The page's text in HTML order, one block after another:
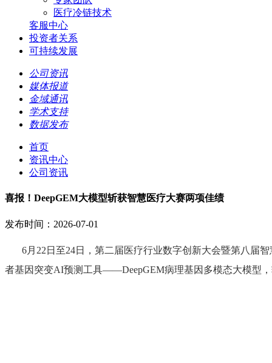
医疗冷链技术
客服中心
投资者关系
可持续发展
公司资讯
媒体报道
金域通讯
学术支持
数据发布
首页
资讯中心
公司资讯
喜报！DeepGEM大模型斩获智慧医疗大赛两项佳绩
发布时间：2026-07-01
6月 22 日至24日，第二届医疗行业数字创新大会暨第八届
者基因突变AI预测工具——DeepGEM病理基因多模态大模型